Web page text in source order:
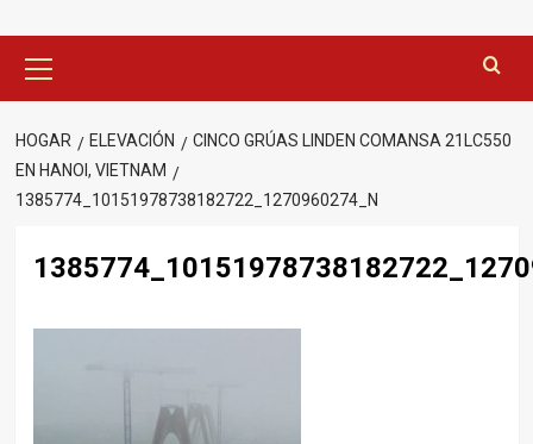
principal
HOGAR ELEVACIÓN
CINCO GRÚAS LINDEN COMANSA 21LC550
EN HANOI, VIETNAM
1385774_10151978738182722_1270960274_N